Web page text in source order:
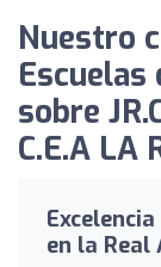
Nuestro
Escuelas
sobre
C.E.A LA
en la Real